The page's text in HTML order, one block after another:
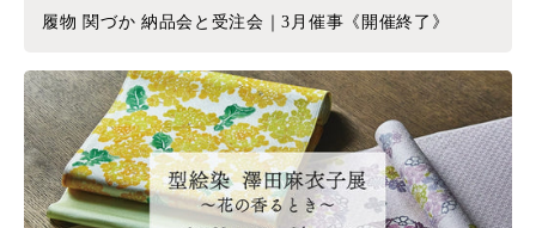
履物 関づか 納品会と受注会｜3月催事《開催終了》